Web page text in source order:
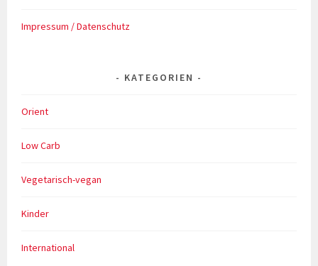
Impressum / Datenschutz
KATEGORIEN
Orient
Low Carb
Vegetarisch-vegan
Kinder
International